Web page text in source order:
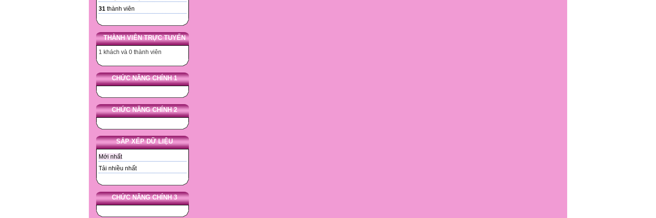
31 thành viên
THÀNH VIÊN TRỰC TUYẾN
1 khách và 0 thành viên
CHỨC NĂNG CHÍNH 1
CHỨC NĂNG CHÍNH 2
SẮP XẾP DỮ LIỆU
Mới nhất
Tải nhiều nhất
CHỨC NĂNG CHÍNH 3